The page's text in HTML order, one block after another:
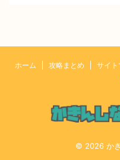
ホーム 攻略まとめ サイト
© 2026 か